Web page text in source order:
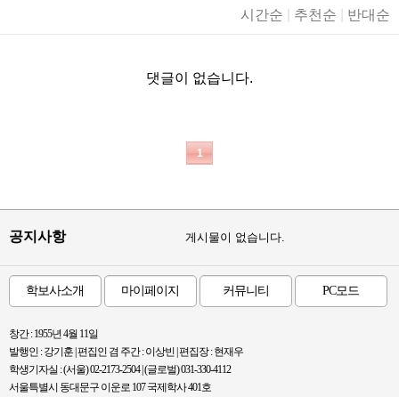
시간순 추천순 반대순
댓글이 없습니다.
1
공지사항 게시물이 없습니다.
학보사소개 마이페이지 커뮤니티 PC모드
창간 : 1955년 4월 11일
발행인 : 강기훈 | 편집인 겸 주간 : 이상빈 | 편집장 : 현재우
학생기자실 : (서울) 02-2173-2504 | (글로벌) 031-330-4112
서울특별시 동대문구 이운로 107 국제학사 401호